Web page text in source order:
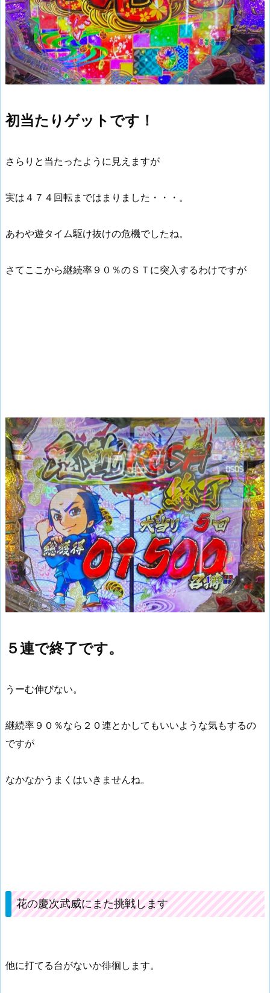
初当たりゲットです！
さらりと当たったように見えますが
実は４７４回転まではまりました・・・。
あわや遊タイム駆け抜けの危機でしたね。
さてここから継続率９０％のＳＴに突入するわけですが
５連で終了です。
うーむ伸びない。
継続率９０％なら２０連とかしてもいいような気もするの
ですが
なかなかうまくはいきませんね。
花の慶次武威にまた挑戦します
他に打てる台がないか徘徊します。